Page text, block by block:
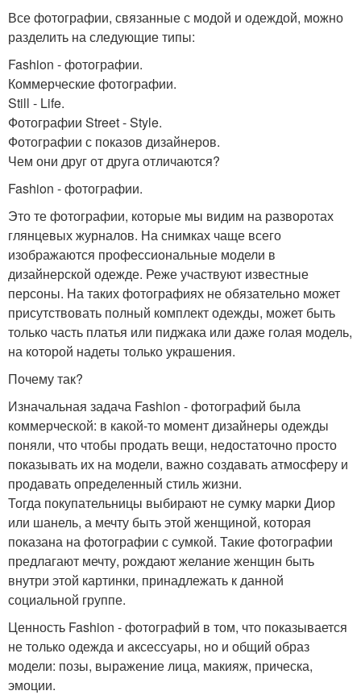
Все фотографии, связанные с модой и одеждой, можно
разделить на следующие типы:
Fashion - фотографии.
Коммерческие фотографии.
Still - Life.
Фотографии Street - Style.
Фотографии с показов дизайнеров.
Чем они друг от друга отличаются?
Fashion - фотографии.
Это те фотографии, которые мы видим на разворотах
глянцевых журналов. На снимках чаще всего
изображаются профессиональные модели в
дизайнерской одежде. Реже участвуют известные
персоны. На таких фотографиях не обязательно может
присутствовать полный комплект одежды, может быть
только часть платья или пиджака или даже голая модель,
на которой надеты только украшения.
Почему так?
Изначальная задача Fashion - фотографий была
коммерческой: в какой-то момент дизайнеры одежды
поняли, что чтобы продать вещи, недостаточно просто
показывать их на модели, важно создавать атмосферу и
продавать определенный стиль жизни.
Тогда покупательницы выбирают не сумку марки Диор
или шанель, а мечту быть этой женщиной, которая
показана на фотографии с сумкой. Такие фотографии
предлагают мечту, рождают желание женщин быть
внутри этой картинки, принадлежать к данной
социальной группе.
Ценность Fashion - фотографий в том, что показывается
не только одежда и аксессуары, но и общий образ
модели: позы, выражение лица, макияж, прическа,
эмоции.